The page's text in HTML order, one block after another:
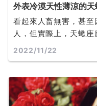
外表冷漠天性薄涼的
看起來人畜無害，甚
人，但實際上，天蠍
們也確實是可以為了
2022/11/22